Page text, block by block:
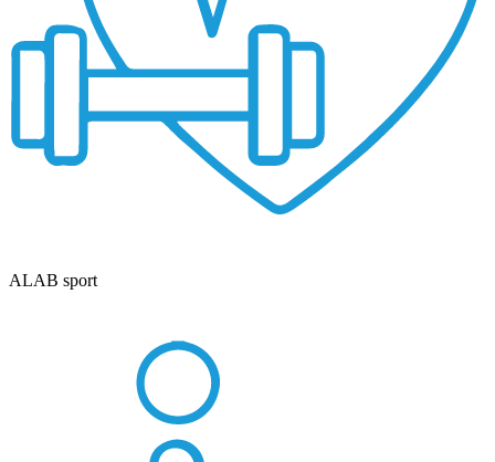
ALAB sport